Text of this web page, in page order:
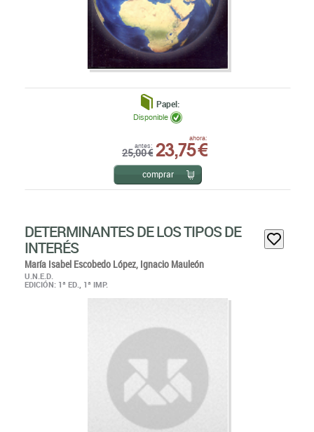
Papel:
antes:
25,00 €
ahora:
23,75 €
Disponible
comprar
DETERMINANTES DE LOS TIPOS DE
INTERÉS
María Isabel Escobedo López, Ignacio Mauleón
U.N.E.D.
EDICIÓN: 1ª ED., 1ª IMP.